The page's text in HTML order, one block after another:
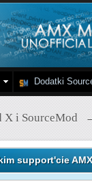
Dodatki
i SourceMod
support'cie